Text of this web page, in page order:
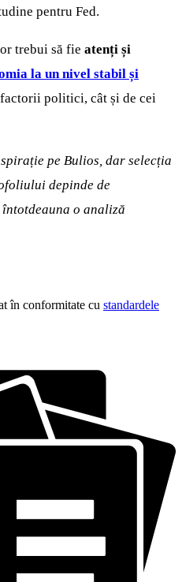
pentru Fed.
trebui să fie atenți și
la un nivel stabil și
politici, cât și de cei
pe Bulios, dar selecția
depinde de
o analiză
în conformitate cu standardele